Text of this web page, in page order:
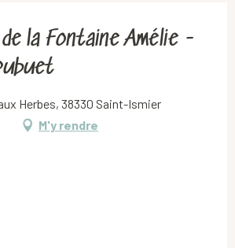
la Fontaine Amélie -
Herbes, 38330 Saint-Ismier
M'y rendre